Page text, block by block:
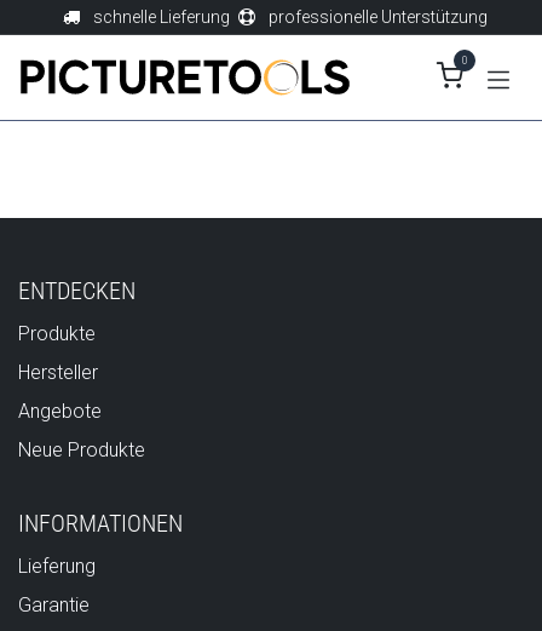
Zum Inhalt springenschnelle Lieferung professionelle Unterstützung
0
ENTDECKEN
Produkte
Hersteller
Angebote
Neue Produkte
INFORMATIONEN
Lieferung
Garantie